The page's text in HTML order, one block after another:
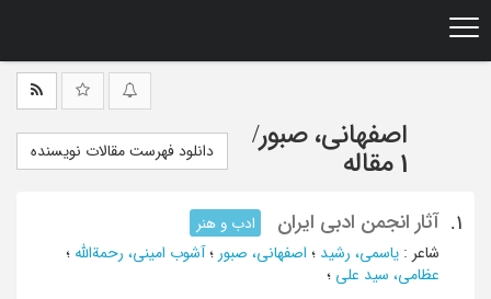
اصفهانی، صبور/
1 مقاله
دانلود فهرست مقالات نویسنده
1. آثار انجمن ادبی ایران
ادب و هنر
شاعر : یاسمی، رشید ؛ اصفهانی، صبور ؛ آشوب امینی، رحمةالله ؛
عظامی، سید علی ؛